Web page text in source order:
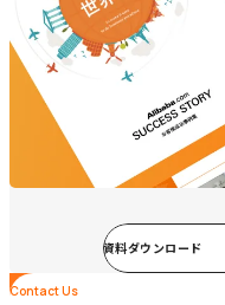
資料ダウンロード
Contact Us
Contact Us